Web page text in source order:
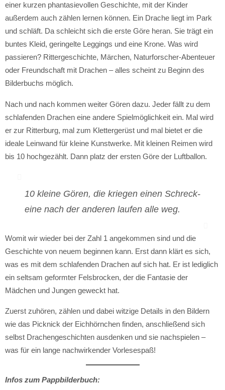
einer kurzen phantasievollen Geschichte, mit der Kinder
außerdem auch zählen lernen können. Ein Drache liegt im Park
und schläft. Da schleicht sich die erste Göre heran. Sie trägt ein
buntes Kleid, geringelte Leggings und eine Krone. Was wird
passieren? Rittergeschichte, Märchen, Naturforscher-Abenteuer
oder Freundschaft mit Drachen – alles scheint zu Beginn des
Bilderbuchs möglich.
Nach und nach kommen weiter Gören dazu. Jeder fällt zu dem
schlafenden Drachen eine andere Spielmöglichkeit ein. Mal wird
er zur Ritterburg, mal zum Klettergerüst und mal bietet er die
ideale Leinwand für kleine Kunstwerke. Mit kleinen Reimen wird
bis 10 hochgezählt. Dann platz der ersten Göre der Luftballon.
10 kleine Gören, die kriegen einen Schreck-
eine nach der anderen laufen alle weg.
Womit wir wieder bei der Zahl 1 angekommen sind und die
Geschichte von neuem beginnen kann. Erst dann klärt es sich,
was es mit dem schlafenden Drachen auf sich hat. Er ist lediglich
ein seltsam geformter Felsbrocken, der die Fantasie der
Mädchen und Jungen geweckt hat.
Zuerst zuhören, zählen und dabei witzige Details in den Bildern
wie das Picknick der Eichhörnchen finden, anschließend sich
selbst Drachengeschichten ausdenken und sie nachspielen –
was für ein lange nachwirkender Vorlesespaß!
Infos zum Pappbilderbuch: